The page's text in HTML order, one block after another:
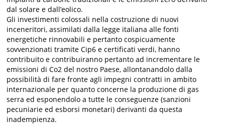
dal solare e dall’eolico.
Gli investimenti colossali nella costruzione di nuovi
inceneritori, assimilati dalla legge italiana alle fonti
energetiche rinnovabili e pertanto cospicuamente
sovvenzionati tramite Cip6 e certificati verdi, hanno
contribuito e contribuiranno pertanto ad incrementare le
emissioni di Co2 del nostro Paese, allontanandolo dalla
possibilità di fare fronte agli impegni contratti in ambito
internazionale per quanto concerne la produzione di gas
serra ed esponendolo a tutte le conseguenze (sanzioni
pecuniarie ed esborsi monetari) derivanti da questa
inadempienza.